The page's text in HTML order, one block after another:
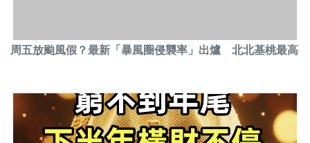
周五放颱風假？最新「暴風圈侵襲率」出爐 北北基桃最高